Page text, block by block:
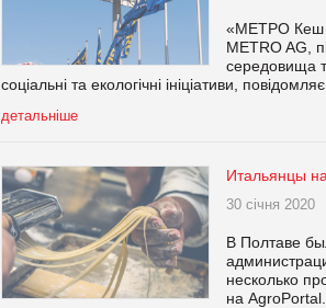
«МЕТРО Кеш
METRO AG,
середовища
соціальні та екологічні ініціативи,
детальніше
Итальянцы
30 січня 2020
В Полтаве
несколько
на AgroPortal.